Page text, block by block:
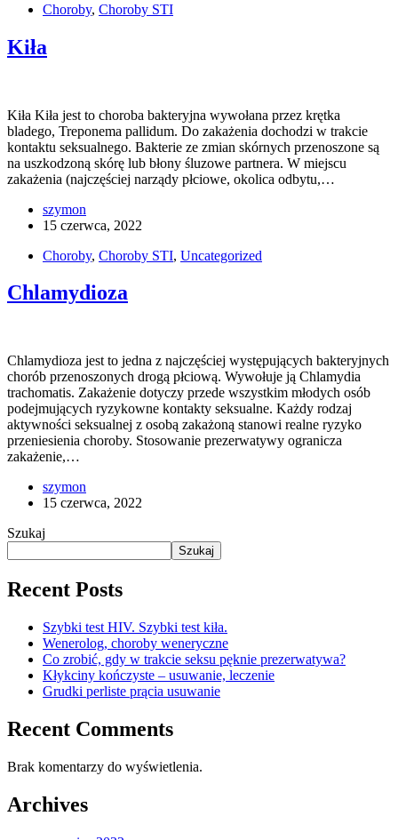
Choroby, Choroby STI
Kiła
Kiła Kiła jest to choroba bakteryjna wywołana przez krętka
bladego, Treponema pallidum. Do zakażenia dochodzi w trakcie
kontaktu seksualnego. Bakterie ze zmian skórnych przenoszone są
na uszkodzoną skórę lub błony śluzowe partnera. W miejscu
zakażenia (najczęściej narządy płciowe, okolica odbytu,…
szymon
15 czerwca, 2022
Choroby, Choroby STI, Uncategorized
Chlamydioza
Chlamydioza jest to jedna z najczęściej występujących bakteryjnych
chorób przenoszonych drogą płciową. Wywołuje ją Chlamydia
trachomatis. Zakażenie dotyczy przede wszystkim młodych osób
podejmujących ryzykowne kontakty seksualne. Każdy rodzaj
aktywności seksualnej z osobą zakażoną stanowi realne ryzyko
przeniesienia choroby. Stosowanie prezerwatywy ogranicza
zakażenie,…
szymon
15 czerwca, 2022
Szukaj
Szukaj
Recent Posts
Szybki test HIV. Szybki test kiła.
Wenerolog, choroby weneryczne
Co zrobić, gdy w trakcie seksu pęknie prezerwatywa?
Kłykciny kończyste – usuwanie, leczenie
Grudki perliste prącia usuwanie
Recent Comments
Brak komentarzy do wyświetlenia.
Archives